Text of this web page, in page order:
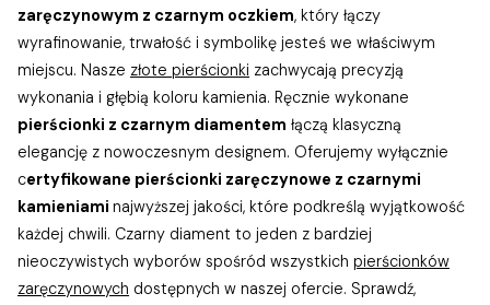
zaręczynowym z czarnym oczkiem, który łączy
wyrafinowanie, trwałość i symbolikę jesteś we właściwym
miejscu. Nasze złote pierścionki zachwycają precyzją
wykonania i głębią koloru kamienia. Ręcznie wykonane
pierścionki z czarnym diamentem łączą klasyczną
elegancję z nowoczesnym designem. Oferujemy wyłącznie
certyfikowane pierścionki zaręczynowe z czarnymi
kamieniami najwyższej jakości, które podkreślą wyjątkowość
każdej chwili. Czarny diament to jeden z bardziej
nieoczywistych wyborów spośród wszystkich pierścionków
zaręczynowych dostępnych w naszej ofercie. Sprawdź,